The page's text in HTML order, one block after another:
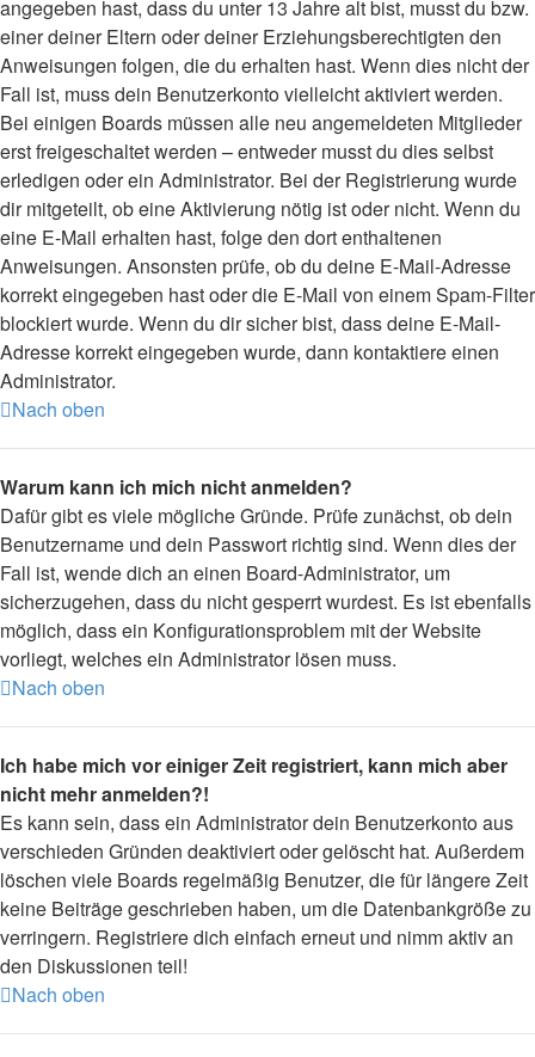
angegeben hast, dass du unter 13 Jahre alt bist, musst du bzw.
einer deiner Eltern oder deiner Erziehungsberechtigten den
Anweisungen folgen, die du erhalten hast. Wenn dies nicht der
Fall ist, muss dein Benutzerkonto vielleicht aktiviert werden.
Bei einigen Boards müssen alle neu angemeldeten Mitglieder
erst freigeschaltet werden – entweder musst du dies selbst
erledigen oder ein Administrator. Bei der Registrierung wurde
dir mitgeteilt, ob eine Aktivierung nötig ist oder nicht. Wenn du
eine E-Mail erhalten hast, folge den dort enthaltenen
Anweisungen. Ansonsten prüfe, ob du deine E-Mail-Adresse
korrekt eingegeben hast oder die E-Mail von einem Spam-Filter
blockiert wurde. Wenn du dir sicher bist, dass deine E-Mail-
Adresse korrekt eingegeben wurde, dann kontaktiere einen
Administrator.
Nach oben
Warum kann ich mich nicht anmelden?
Dafür gibt es viele mögliche Gründe. Prüfe zunächst, ob dein
Benutzername und dein Passwort richtig sind. Wenn dies der
Fall ist, wende dich an einen Board-Administrator, um
sicherzugehen, dass du nicht gesperrt wurdest. Es ist ebenfalls
möglich, dass ein Konfigurationsproblem mit der Website
vorliegt, welches ein Administrator lösen muss.
Nach oben
Ich habe mich vor einiger Zeit registriert, kann mich aber
nicht mehr anmelden?!
Es kann sein, dass ein Administrator dein Benutzerkonto aus
verschieden Gründen deaktiviert oder gelöscht hat. Außerdem
löschen viele Boards regelmäßig Benutzer, die für längere Zeit
keine Beiträge geschrieben haben, um die Datenbankgröße zu
verringern. Registriere dich einfach erneut und nimm aktiv an
den Diskussionen teil!
Nach oben